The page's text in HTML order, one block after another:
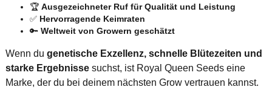
🏆 Ausgezeichneter Ruf für Qualität und Leistung
✅ Hervorragende Keimraten
🔑 Weltweit von Growern geschätzt
Wenn du genetische Exzellenz, schnelle Blütezeiten und
starke Ergebnissesuchst, ist Royal Queen Seeds eine
Marke, der du bei deinem nächsten Grow vertrauen kannst.